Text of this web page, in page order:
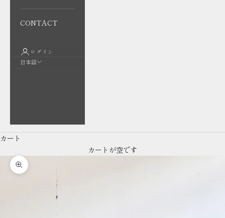
CONTACT
ログイン
日本語
カート
カートが空です
ズームイン